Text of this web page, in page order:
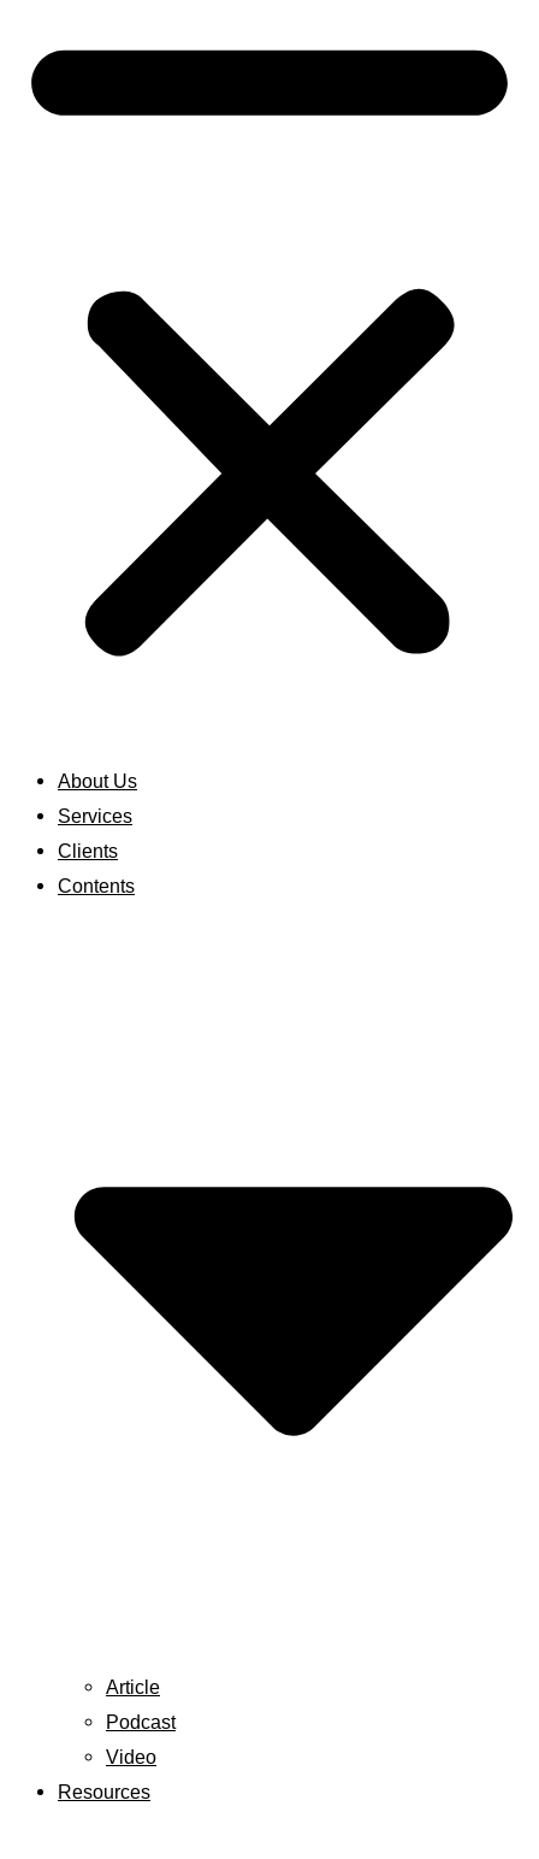
About Us
Services
Clients
Contents
Article
Podcast
Video
Resources